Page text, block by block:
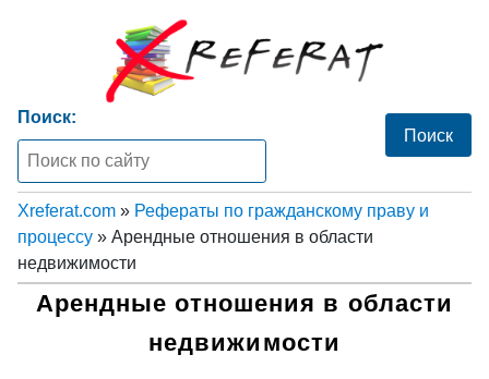
Поиск:
Xreferat.com » Рефераты по гражданскому праву и
процессу » Арендные отношения в области
недвижимости
Арендные отношения в области
недвижимости